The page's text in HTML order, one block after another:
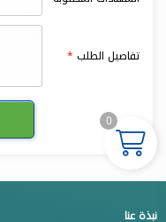
تفاصيل الطلب
نبذة عنا
0